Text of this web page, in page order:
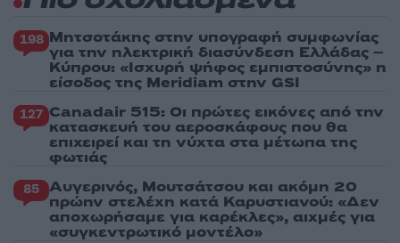
198 Μητσοτάκης στην υπογραφή συμφωνίας
για την ηλεκτρική διασύνδεση Ελλάδας –
Κύπρου: «Ισχυρή ψήφος εμπιστοσύνης» η
είσοδος της Meridiam στην GSI
127 Canadair 515: Οι πρώτες εικόνες από την
κατασκευή του αεροσκάφους που θα
επιχειρεί και τη νύχτα στα μέτωπα της
φωτιάς
85 Αυγερινός, Μουτσάτσου και ακόμη 20
πρώην στελέχη κατά Καρυστιανού: «Δεν
αποχωρήσαμε για καρέκλες», αιχμές για
«συγκεντρωτικό μοντέλο»